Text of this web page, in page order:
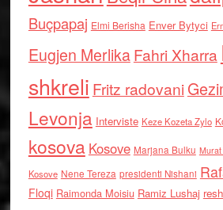
Buçpapaj Elmi Berisha Enver Bytyci
Eugjen MerlikaFahri Xharra
shkreli Fritz radovani
Levonja Interviste Keze Kozeta Zylo
kosova Kosove Marjana Bulku Murat
Kosove Nene Tereza presidenti Nishani
Floqi Raimonda Moisiu Ramiz Lushaj